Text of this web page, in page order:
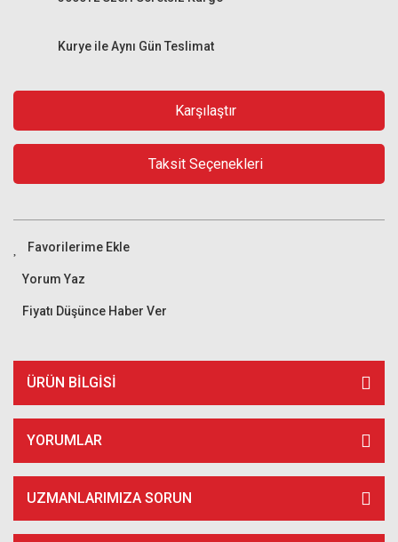
Kurye ile Aynı Gün Teslimat
Karşılaştır
Taksit Seçenekleri
Yorum Yaz
Fiyatı Düşünce Haber Ver
ÜRÜN BILGISI
YORUMLAR
UZMANLARIMIZA SORUN